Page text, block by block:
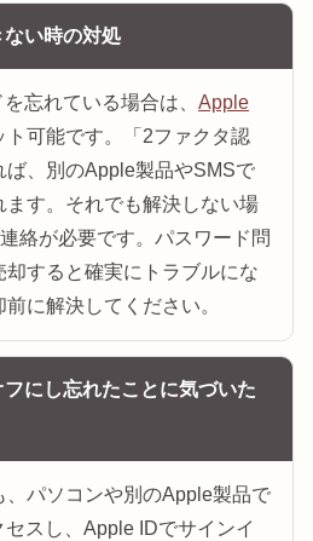
ない時の対処
忘れている場合は、 Apple
ト可能です。「2ファクタ認
ば、別のApple製品やSMSで
す。それでも解決しない場
絡が必要です。パスワード問
すると確実にトラブルにな
に解決してください。
にし忘れたことに気づいた
、パソコンや別のApple製品で
セスし、Apple IDでサインイ